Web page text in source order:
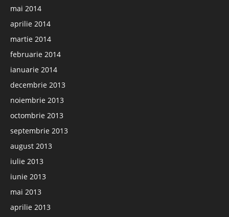
mai 2014
aprilie 2014
martie 2014
februarie 2014
ianuarie 2014
decembrie 2013
noiembrie 2013
octombrie 2013
septembrie 2013
august 2013
iulie 2013
iunie 2013
mai 2013
aprilie 2013